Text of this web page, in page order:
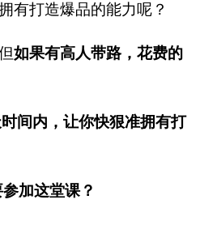
有打造爆品的能力呢？
如果有高人带路，花费的
间内，让你快狠准拥有打
加这堂课？